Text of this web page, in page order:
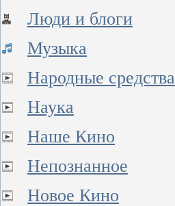
Люди и блоги
Музыка
Народные средства
Наука
Наше Кино
Непознанное
Новое Кино